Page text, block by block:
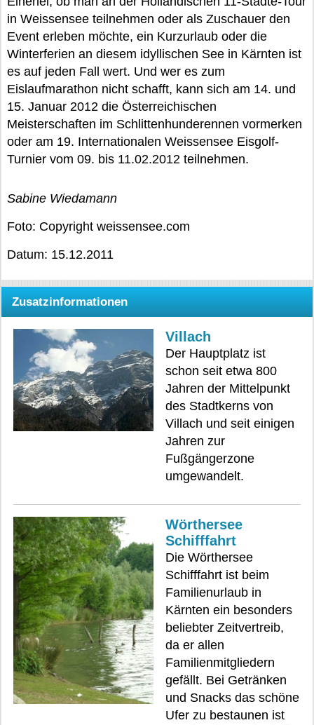
in Weissensee teilnehmen oder als Zuschauer den
Event erleben möchte, ein Kurzurlaub oder die
Winterferien an diesem idyllischen See in Kärnten ist
es auf jeden Fall wert. Und wer es zum
Eislaufmarathon nicht schafft, kann sich am 14. und
15. Januar 2012 die Österreichischen
Meisterschaften im Schlittenhunderennen vormerken
oder am 19. Internationalen Weissensee Eisgolf-
Turnier vom 09. bis 11.02.2012 teilnehmen.
Sabine Wiedamann
Foto: Copyright weissensee.com
Datum: 15.12.2011
Zusatzinformationen
Villach
Der Hauptplatz ist
schon seit etwa 800
Jahren der Mittelpunkt
des Stadtkerns von
Villach und seit einigen
Jahren zur
Fußgängerzone
umgewandelt.
Wörthersee
Schifffahrt
Die Wörthersee
Schifffahrt ist beim
Familienurlaub in
Kärnten ein besonders
beliebter Zeitvertreib,
da er allen
Familienmitgliedern
gefällt. Bei Getränken
und Snacks das schöne
Ufer zu bestaunen ist